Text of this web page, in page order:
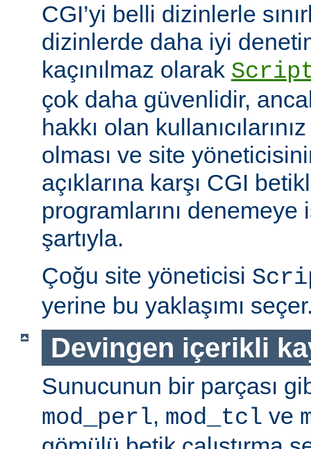
CGI’yi belli dizinlerle
dizinlerde daha iyi
kaçınılmaz olarak
çok daha güvenlidir,
hakkı olan
olması ve site
açıklarına karşı CGI
programlarını denemeye
şartıyla.
Çoğu site yöneticisi
yerine bu yaklaşımı
Devingen içerikli
Sunucunun bir parçası
mod_perl, mod_tcl ve